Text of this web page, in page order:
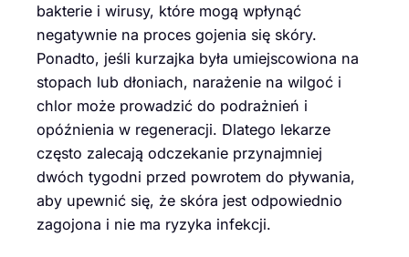
bakterie i wirusy, które mogą wpłynąć
negatywnie na proces gojenia się skóry.
Ponadto, jeśli kurzajka była umiejscowiona na
stopach lub dłoniach, narażenie na wilgoć i
chlor może prowadzić do podrażnień i
opóźnienia w regeneracji. Dlatego lekarze
często zalecają odczekanie przynajmniej
dwóch tygodni przed powrotem do pływania,
aby upewnić się, że skóra jest odpowiednio
zagojona i nie ma ryzyka infekcji.